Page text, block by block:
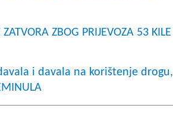
ZBOG PRIJEVOZA 53 KILE
i davala na korištenje drogu,